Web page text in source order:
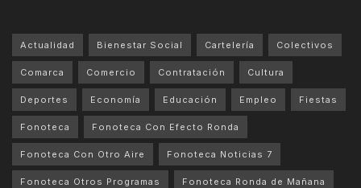
Actualidad Bienestar Social Cartelería Colectivos
Comarca Comercio Contratación Cultura
Deportes Economía Educación Empleo Fiestas
Fonoteca Fonoteca Con Efecto Ronda
Fonoteca Con Otro Aire Fonoteca Noticias 7
Fonoteca Otros Programas Fonoteca Ronda de Mañana